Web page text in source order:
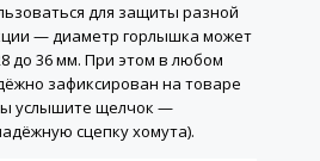
для защиты разной
— диаметр горлышка может
до 36 мм. При этом в любом
зафиксирован на товаре
услышите щелчок —
сцепку хомута).